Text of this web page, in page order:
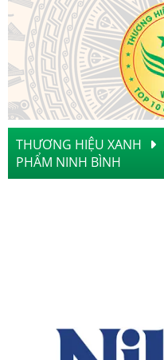
THƯƠNG HIỆU XANH
PHẨM NINH BÌNH